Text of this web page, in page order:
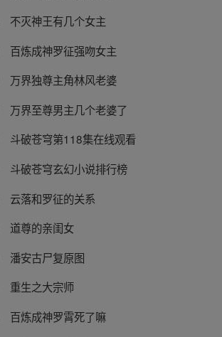
不灭神王有几个女主
百炼成神罗征强吻女主
万界独尊主角林风老婆
万界至尊男主几个老婆了
斗破苍穹第118集在线观看
斗破苍穹玄幻小说排行榜
云落和罗征的关系
道尊的亲闺女
潘安古尸复原图
重生之大宗师
百炼成神罗霄死了嘛